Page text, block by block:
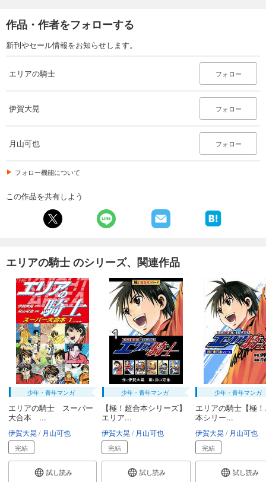
594円 (税込)
試し読み
エリアの騎士（２８）
カート
試し読み
エリアの騎士（２９）
エリアの騎士（３０）
完結
カート
試し読み
あらすじを表示する
エリアの騎士（３１）
594円 (税込)
完結
カート
試し読み
あらすじを表示する
エリアの騎士（３２）
完結
試し読み
作品・作者をフォローする
新刊やセール情報をお知らせします。
エリアの騎士 フォロー
伊賀大晃 フォロー
月山可也 フォロー
フォロー機能について
この作品を共有しよう
エリアの騎士 のシリーズ、関連作品
少年・青年マンガ
エリアの騎士 スーパー
大合本 ...
伊賀大晃 月山可也
完結
試し読み
少年・青年マンガ
【極！超合本シリーズ】
エリア...
伊賀大晃 月山可也
完結
試し読み
少年・青年マンガ
エリアの騎士【極
本シリー...
伊賀大晃 月山可也
完結
試し読み